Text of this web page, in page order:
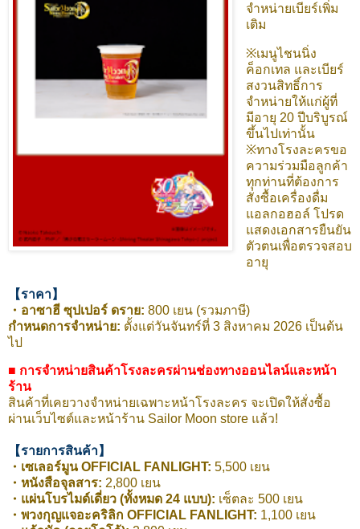
จำหน่ายเบียร์เพิ่ม
เติม
※เมนูไชนนิ่ง
ค็อกเทล และเบียร์
สงวนสิทธิ์การ
จำหน่ายให้แก่ผู้ที่
มีอายุ 20 ปีบริบูรณ์
ขึ้นไปเท่านั้น
※ทางโรงละครขอ
ความร่วมมือลูกค้า
ทุกท่านที่ต้องการ
สั่งซื้อเครื่องดื่ม
แอลกอฮอล์ โปรด
แสดงเอกสารยืนยัน
ตัวตนเพื่อตรวจสอบ
อายุ
【ราคา】
・อาซาฮี ซุปเปอร์ ดราย: 800 เยน (รวมภาษี)
กำหนดการจำหน่าย: ตั้งแต่วันจันทร์ที่ 3 สิงหาคม 2026 เป็นต้น
ไป
■ การจำหน่ายสินค้าโรงละครผ่านช่องทางออนไลน์และหน้า
ร้าน
สินค้าที่เคยวางจำหน่ายเฉพาะหน้าโรงละคร จะเปิดให้สั่งซื้อ
ผ่านเว็บไซต์และหน้าร้าน Sailor Moon store แล้ว!
【รายการสินค้า】
・เซเลอร์มูน OFFICIAL FANLIGHT: 5,500 เยน
・หนังสือจุลสาร: 2,800 เยน
・แผ่นโบรไมด์เดี่ยว (ทั้งหมด 24 แบบ): เซ็ตละ 500 เยน
・พวงกุญแจอะคริลิก OFFICIAL FANLIGHT: 1,100 เยน